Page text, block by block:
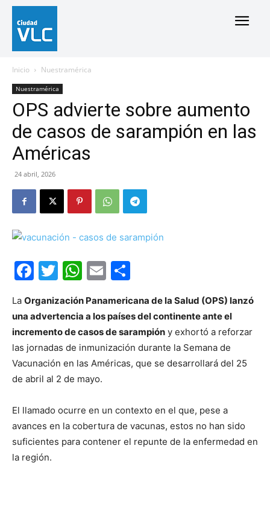
Inicio Nuestramérica
Nuestramérica
OPS advierte sobre aumento
de casos de sarampión en las
Américas
24 abril, 2026
Facebook
Twitter
WhatsApp
Email
La Organización Panamericana de la Salud (OPS) lanzó
una advertencia a los países del continente ante el
incremento de casos de sarampión y exhortó a reforzar
las jornadas de inmunización durante la Semana de
Vacunación en las Américas, que se desarrollará del 25
de abril al 2 de mayo.
El llamado ocurre en un contexto en el que, pese a
avances en la cobertura de vacunas, estos no han sido
suficientes para contener el repunte de la enfermedad en
la región.